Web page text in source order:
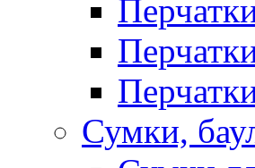
Сумки,